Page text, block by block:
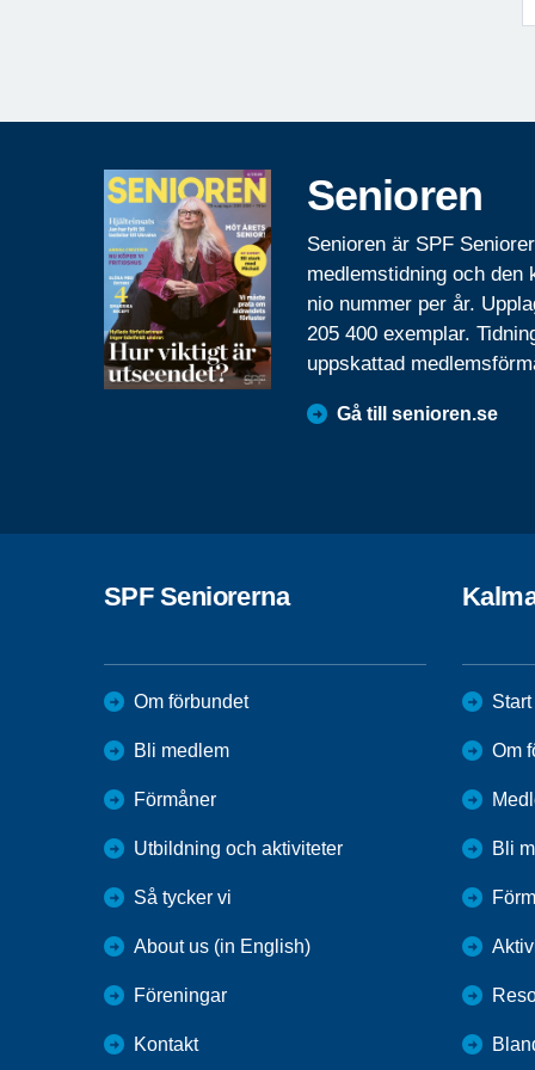
Senioren
Senioren är SPF
medlemstidning och den
nio nummer per år.
205 400 exemplar.
uppskattad
Gå till senioren.se
SPF Seniorerna
Om förbundet
Bli medlem
Förmåner
Utbildning och aktiviteter
Så tycker vi
About us (in English)
Föreningar
Kontakt
Start
Om
Bli